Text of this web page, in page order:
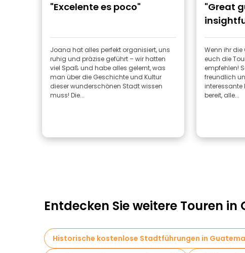
"Excelente es poco"
Joana hat alles perfekt organisiert, uns
ruhig und präzise geführt – wir hatten
viel Spaß und habe alles gelernt, was
man über die Geschichte und Kultur
dieser wunderschönen Stadt wissen
muss! Die...
"Great
Wenn ihr
euch die
empfehlen!
freundlich
interessante
bereit, alle...
Entdecken Sie weitere Touren
Historische kostenlose Stadtführungen in